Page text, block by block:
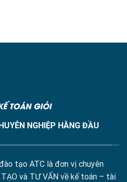
NGHIỆP HÀNG ĐẦU
tạo ATC là đơn vị chuyên
và TƯ VẤN về kế toán – tài